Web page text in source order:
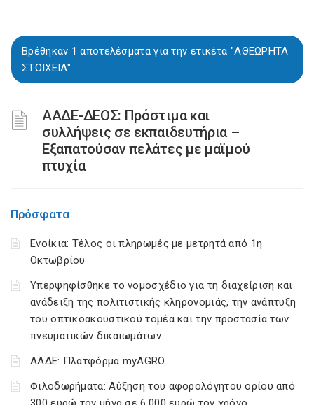
Βρέθηκαν 1 αποτελέσματα για την ετικέτα "ΑΘΕΩΡΗΤΑ
ΣΤΟΙΧΕΙΑ"
ΑΑΔΕ-ΔΕΟΣ: Πρόστιμα και
συλλήψεις σε εκπαιδευτήρια –
Εξαπατούσαν πελάτες με μαϊμού
πτυχία
Πρόσφατα
Ενοίκια: Τέλος οι πληρωμές με μετρητά από 1η
Οκτωβρίου
Υπερψηφίσθηκε το νομοσχέδιο για τη διαχείριση και
ανάδειξη της πολιτιστικής κληρονομιάς, την ανάπτυξη
του οπτικοακουστικού τομέα και την προστασία των
πνευματικών δικαιωμάτων
ΑΑΔΕ: Πλατφόρμα myAGRO
Φιλοδωρήματα: Αύξηση του αφορολόγητου ορίου από